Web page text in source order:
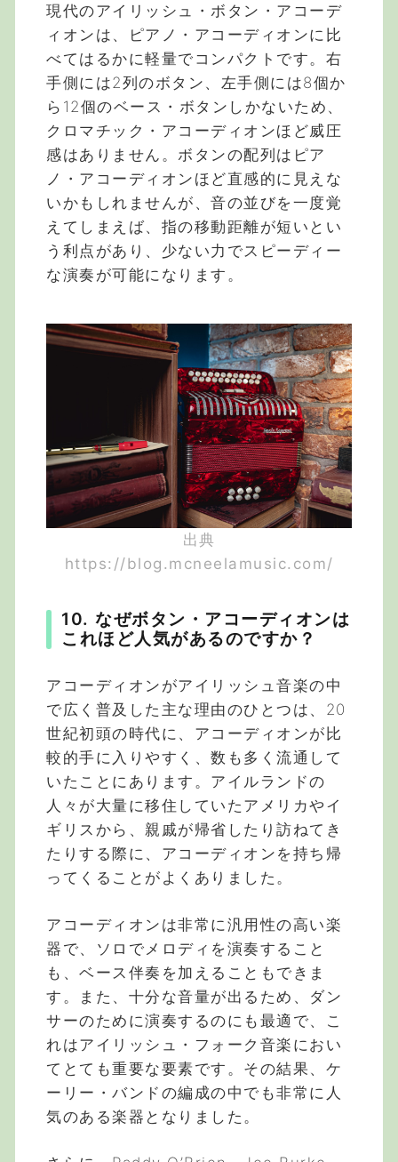
現代のアイリッシュ・ボタン・アコーデ
ィオンは、ピアノ・アコーディオンに比
べてはるかに軽量でコンパクトです。右
手側には2列のボタン、左手側には8個か
ら12個のベース・ボタンしかないため、
クロマチック・アコーディオンほど威圧
感はありません。ボタンの配列はピア
ノ・アコーディオンほど直感的に見えな
いかもしれませんが、音の並びを一度覚
えてしまえば、指の移動距離が短いとい
う利点があり、少ない力でスピーディー
な演奏が可能になります。
出典
https://blog.mcneelamusic.com/
10. なぜボタン・アコーディオンは
これほど人気があるのですか？
アコーディオンがアイリッシュ音楽の中
で広く普及した主な理由のひとつは、20
世紀初頭の時代に、アコーディオンが比
較的手に入りやすく、数も多く流通して
いたことにあります。アイルランドの
人々が大量に移住していたアメリカやイ
ギリスから、親戚が帰省したり訪ねてき
たりする際に、アコーディオンを持ち帰
ってくることがよくありました。
アコーディオンは非常に汎用性の高い楽
器で、ソロでメロディを演奏すること
も、ベース伴奏を加えることもできま
す。また、十分な音量が出るため、ダン
サーのために演奏するのにも最適で、こ
れはアイリッシュ・フォーク音楽におい
てとても重要な要素です。その結果、ケ
ーリー・バンドの編成の中でも非常に人
気のある楽器となりました。